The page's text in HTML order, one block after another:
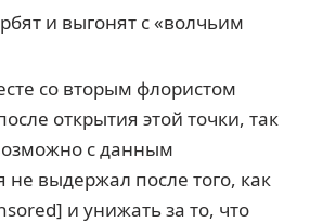
и выгонят с «волчьим
со вторым флористом
открытия этой точки, так
с данным
не выдержал после того, как
и унижать за то, что